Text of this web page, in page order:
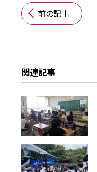
前の記事
関連記事